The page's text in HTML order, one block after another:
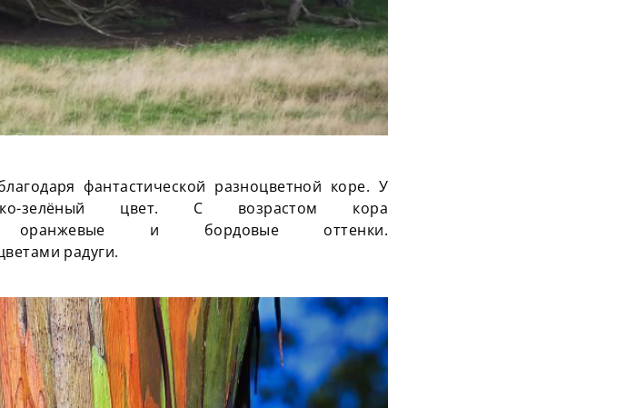
фантастической разноцветной коре. У
зелёный цвет. С возрастом кора
оранжевые и бордовые оттенки.
радуги.